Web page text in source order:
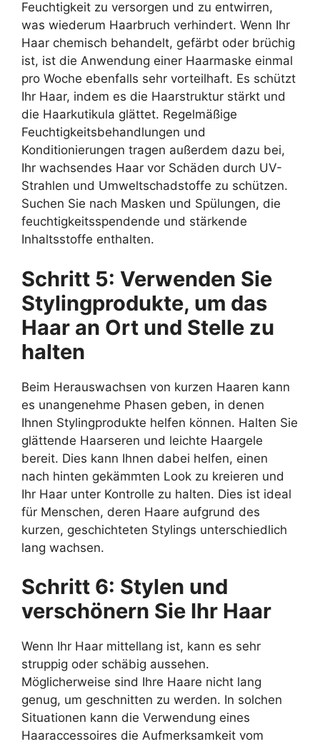
Feuchtigkeit zu versorgen und zu entwirren,
was wiederum Haarbruch verhindert. Wenn Ihr
Haar chemisch behandelt, gefärbt oder brüchig
ist, ist die Anwendung einer Haarmaske einmal
pro Woche ebenfalls sehr vorteilhaft. Es schützt
Ihr Haar, indem es die Haarstruktur stärkt und
die Haarkutikula glättet. Regelmäßige
Feuchtigkeitsbehandlungen und
Konditionierungen tragen außerdem dazu bei,
Ihr wachsendes Haar vor Schäden durch UV-
Strahlen und Umweltschadstoffe zu schützen.
Suchen Sie nach Masken und Spülungen, die
feuchtigkeitsspendende und stärkende
Inhaltsstoffe enthalten.
Schritt 5: Verwenden Sie
Stylingprodukte, um das
Haar an Ort und Stelle zu
halten
Beim Herauswachsen von kurzen Haaren kann
es unangenehme Phasen geben, in denen
Ihnen Stylingprodukte helfen können. Halten Sie
glättende Haarseren und leichte Haargele
bereit. Dies kann Ihnen dabei helfen, einen
nach hinten gekämmten Look zu kreieren und
Ihr Haar unter Kontrolle zu halten. Dies ist ideal
für Menschen, deren Haare aufgrund des
kurzen, geschichteten Stylings unterschiedlich
lang wachsen.
Schritt 6: Stylen und
verschönern Sie Ihr Haar
Wenn Ihr Haar mittellang ist, kann es sehr
struppig oder schäbig aussehen.
Möglicherweise sind Ihre Haare nicht lang
genug, um geschnitten zu werden. In solchen
Situationen kann die Verwendung eines
Haaraccessoires die Aufmerksamkeit vom